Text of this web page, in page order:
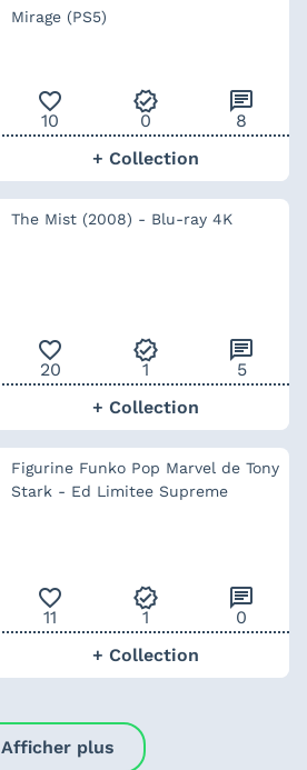
Mirage (PS5)
favorite_outline
10
verified
0
chat
8
+ Collection
The Mist (2008) - Blu-ray 4K
favorite_outline
20
verified
1
chat
5
+ Collection
Figurine Funko Pop Marvel de Tony
Stark - Ed Limitee Supreme
favorite_outline
11
verified
1
chat
0
+ Collection
Afficher plus